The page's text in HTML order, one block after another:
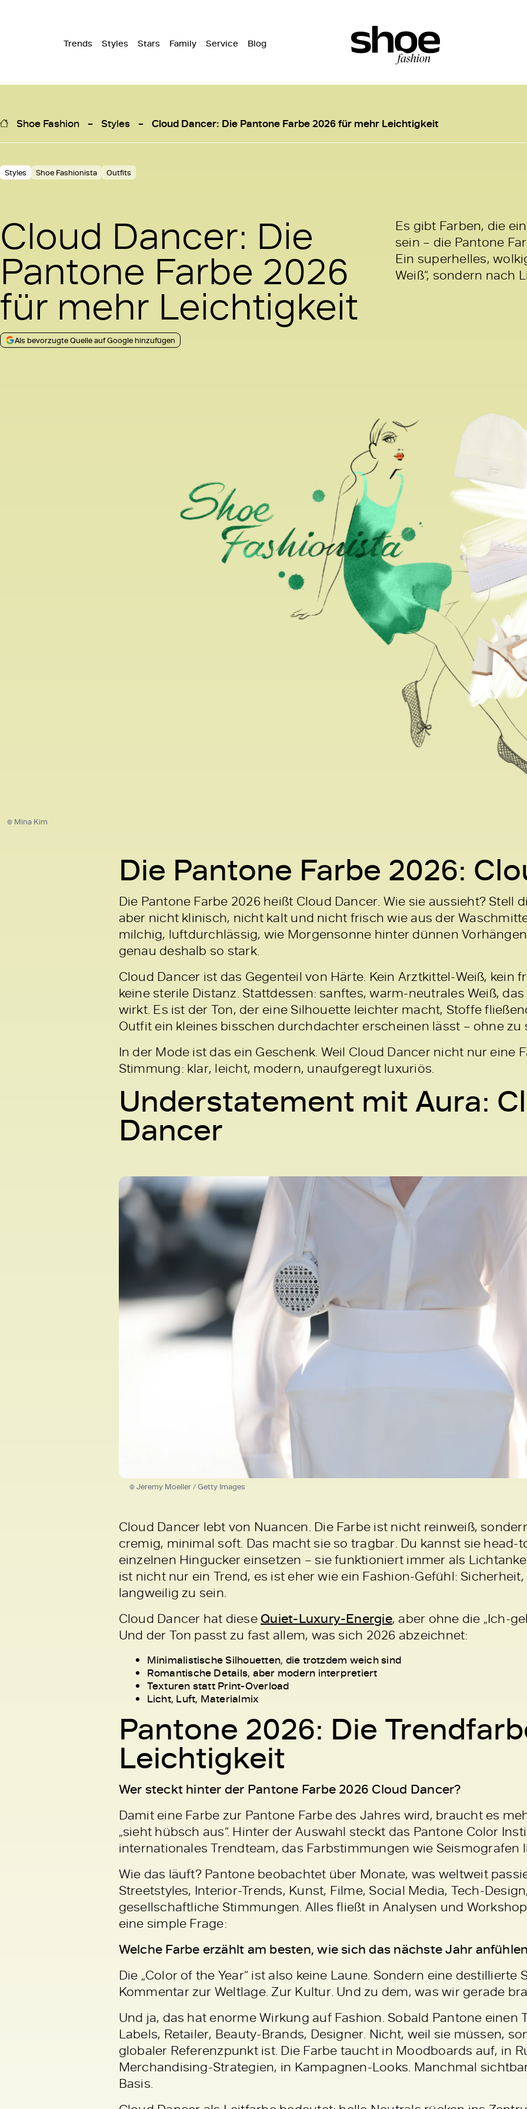
Trends Styles Stars Family Service Blog
Shoe Fashion Styles Cloud Dancer: Die Pantone Farbe 2026 für mehr Leichtigkeit
Styles Shoe Fashionista Outfits
Cloud Dancer: Die
Pantone Farbe 2026
für mehr Leichtigkeit
Als bevorzugte Quelle auf Google hinzufügen
Es gibt Farben, die
sein – die Pantone
Ein superhelles,
Weiß“, sondern nach
© Mina Kim
Die Pantone Farbe 2026:
Die Pantone Farbe 2026 heißt Cloud Dancer. Wie sie aussieht? Stell
aber nicht klinisch, nicht kalt und nicht frisch wie aus der
milchig, luftdurchlässig, wie Morgensonne hinter dünnen
genau deshalb so stark.
Cloud Dancer ist das Gegenteil von Härte. Kein Arztkittel-Weiß, kein
keine sterile Distanz. Stattdessen: sanftes, warm-neutrales Weiß,
wirkt. Es ist der Ton, der eine Silhouette leichter macht, Stoffe
Outfit ein kleines bisschen durchdachter erscheinen lässt – ohne zu
In der Mode ist das ein Geschenk. Weil Cloud Dancer nicht nur eine
Stimmung: klar, leicht, modern, unaufgeregt luxuriös.
Understatement mit Aura:
Dancer
© Jeremy Moeller / Getty Images
Cloud Dancer lebt von Nuancen. Die Farbe ist nicht reinweiß,
cremig, minimal soft. Das macht sie so tragbar. Du kannst sie head-
einzelnen Hingucker einsetzen – sie funktioniert immer als
ist nicht nur ein Trend, es ist eher wie ein Fashion-Gefühl:
langweilig zu sein.
Cloud Dancer hat diese Quiet-Luxury-Energie, aber ohne die „Ich-
Und der Ton passt zu fast allem, was sich 2026 abzeichnet:
Minimalistische Silhouetten, die trotzdem weich sind
Romantische Details, aber modern interpretiert
Texturen statt Print-Overload
Licht, Luft, Materialmix
Pantone 2026: Die
Leichtigkeit
Wer steckt hinter der Pantone Farbe 2026 Cloud Dancer?
Damit eine Farbe zur Pantone Farbe des Jahres wird, braucht es
„sieht hübsch aus“. Hinter der Auswahl steckt das Pantone Color
internationales Trendteam, das Farbstimmungen wie Seismografen
Wie das läuft? Pantone beobachtet über Monate, was weltweit
Streetstyles, Interior-Trends, Kunst, Filme, Social Media, Tech-
gesellschaftliche Stimmungen. Alles fließt in Analysen und
eine simple Frage:
Welche Farbe erzählt am besten, wie sich das nächste Jahr
Die „Color of the Year“ ist also keine Laune. Sondern eine destillierte
Kommentar zur Weltlage. Zur Kultur. Und zu dem, was wir gerade
Und ja, das hat enorme Wirkung auf Fashion. Sobald Pantone einen
Labels, Retailer, Beauty-Brands, Designer. Nicht, weil sie müssen,
globaler Referenzpunkt ist. Die Farbe taucht in Moodboards auf, in
Merchandising-Strategien, in Kampagnen-Looks. Manchmal
Basis.